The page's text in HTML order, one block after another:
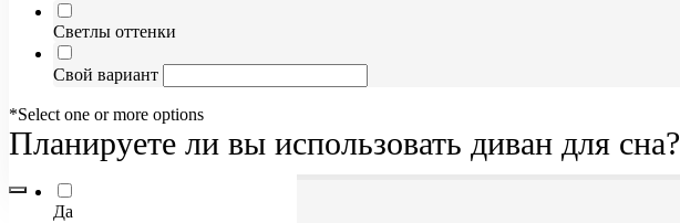
Светлы оттенки
Свой вариант
*Select one or more options
Планируете ли вы использовать диван для сна?
Да